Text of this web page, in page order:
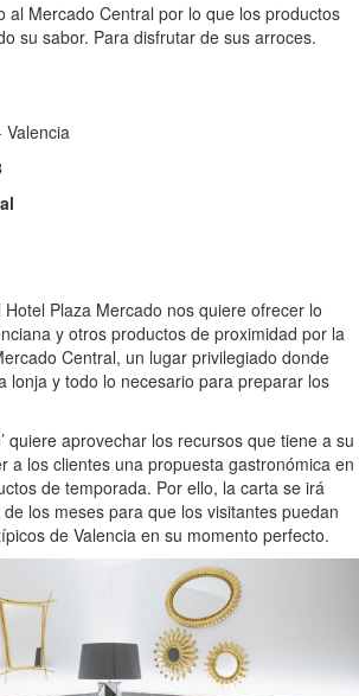
al Mercado Central por lo que los productos
su sabor. Para disfrutar de sus arroces.
Valencia
Plaza Mercado nos quiere ofrecer lo
y otros productos de proximidad por la
Central, un lugar privilegiado donde
lonja y todo lo necesario para preparar los
quiere aprovechar los recursos que tiene a su
a los clientes una propuesta gastronómica en
de temporada. Por ello, la carta se irá
los meses para que los visitantes puedan
de Valencia en su momento perfecto.